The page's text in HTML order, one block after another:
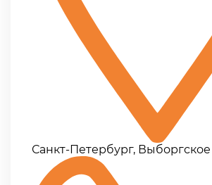
Санкт-Петербург,